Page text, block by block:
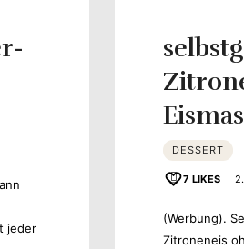
jeder
DESSERT
7 LIKES
(Werbung).
Zitroneneis